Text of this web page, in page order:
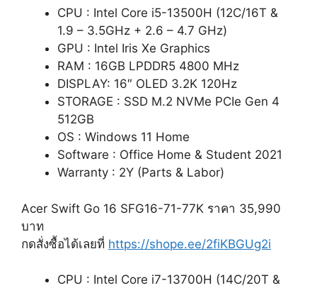
CPU : Intel Core i5-13500H (12C/16T &
1.9 – 3.5GHz + 2.6 – 4.7 GHz)
GPU : Intel Iris Xe Graphics
RAM : 16GB LPDDR5 4800 MHz
DISPLAY: 16″ OLED 3.2K 120Hz
STORAGE : SSD M.2 NVMe PCIe Gen 4
512GB
OS : Windows 11 Home
Software : Office Home & Student 2021
Warranty : 2Y (Parts & Labor)
Acer Swift Go 16 SFG16-71-77K ราคา 35,990
บาท
กดสั่งซื้อได้เลยที่ https://shope.ee/2fiKBGUg2i
CPU : Intel Core i7-13700H (14C/20T &